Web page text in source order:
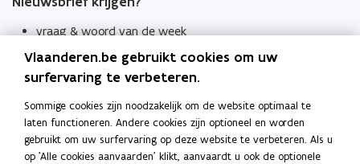
vraag & woord van de week
wekelijks in je mailbox
Schrijf je in
Thema's
Taaladviezen
Vlaanderen.be gebruikt cookies om uw
surfervaring te verbeteren.
Sommige cookies zijn noodzakelijk om de website optimaal te
laten functioneren. Andere cookies zijn optioneel en worden
gebruikt om uw surfervaring op deze website te verbeteren. Als u
op 'Alle cookies aanvaarden' klikt, aanvaardt u ook de optionele